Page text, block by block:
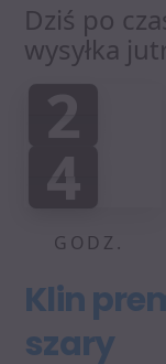
Dziś po
wysyłka
2
0
2
4
0
4
GODZ.
Klin
szary